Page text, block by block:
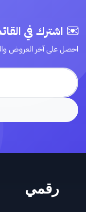
اشترك في
احصل على آخر العروض